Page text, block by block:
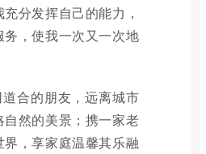
分发挥自己的能力，
务，使我一次又一次地
合的朋友，远离城市
自然的美景；携一家老
，享家庭温馨其乐融